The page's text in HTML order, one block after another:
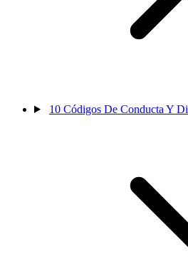
10 Códigos De Conducta Y